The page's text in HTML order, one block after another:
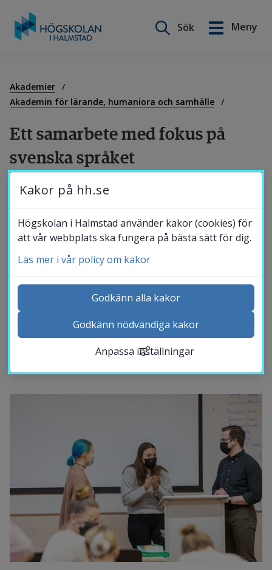
innehåll
Sök
Meny
Akademier
Akademin för lärande, humaniora och samhälle
Ett samarbete med fokus på
svenska språket
I mars var studenter från Högskolan på
besök i Estland på University of Tartu,
tillsammans med representanter från
Tammerfors universitet i Finland. Det är ett
internationellt samarbete som möjliggör att
de tre lärosätena årligen kan samlas.
Förutom kulturutbyte och en trevlig
upplevelse, har mötet som syfte att främja
kunskaper i svensk kultur och språk i
English
Utbildning
Forskning
Samverkan
Om Högskolan
Bibliotek
Kontakta och besök oss
Kalender
Sök personal
Länk till
Kakor på hh.se
Högskolan i Halmstad använder kakor (cookies) för
att vår webbplats ska fungera på bästa sätt för dig.
Läs mer i vår policy om kakor
Godkänn alla kakor
Godkänn nödvändiga kakor
Anpassa inställningar